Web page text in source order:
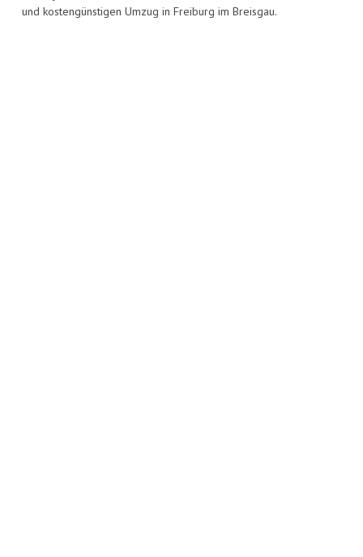
und kostengünstigen Umzug in Freiburg im Breisgau.